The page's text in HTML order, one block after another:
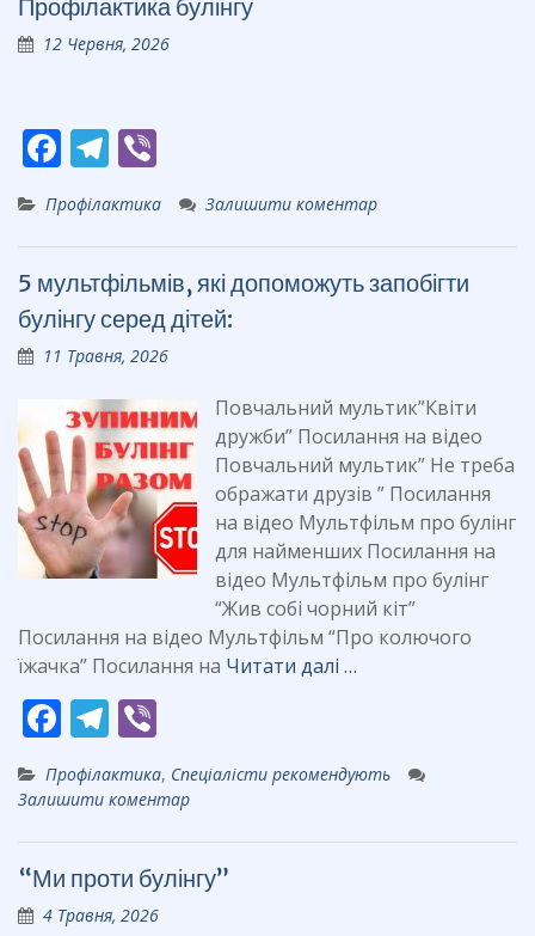
Профілактика булінгу
12 Червня, 2026
F
ac
e
b
o
o
k
T
e
gr
a
m
er
Профілактика Залишити коментар
5 мультфільмів, які допоможуть запобігти
булінгу серед дітей:
11 Травня, 2026
Повчальний мультик”Квіти
дружби” Посилання на відео
Повчальний мультик” Не треба
ображати друзів ” Посилання
на відео Мультфільм про булінг
для найменших Посилання на
відео Мультфільм про булінг
“Жив собі чорний кіт”
Посилання на відео Мультфільм “Про колючого
їжачка” Посилання на Читати далі …
F
ac
e
b
o
o
T
e
gr
a
m
b
er
Профілактика, Спеціалісти рекомендують
Залишити коментар
“Ми проти булінгу”
4 Травня, 2026